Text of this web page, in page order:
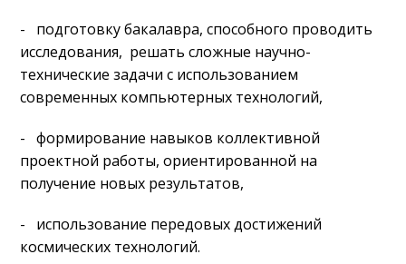
- подготовку бакалавра, способного проводить
исследования, решать сложные научно-
технические задачи с использованием
современных компьютерных технологий,
- формирование навыков коллективной
проектной работы, ориентированной на
получение новых результатов,
- использование передовых достижений
космических технологий.